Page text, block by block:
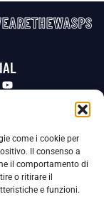
come i cookie per
Il consenso a
il comportamento di
o ritirare il
e funzioni.
specializzata che vigila sulle modalità